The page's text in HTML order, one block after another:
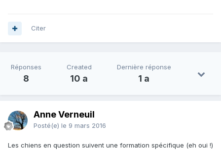
Citer
Réponses
8
Created
10 a
Dernière réponse
1 a
Anne Verneuil
Posté(e) le 9 mars 2016
Les chiens en question suivent une formation spécifique (eh oui !)